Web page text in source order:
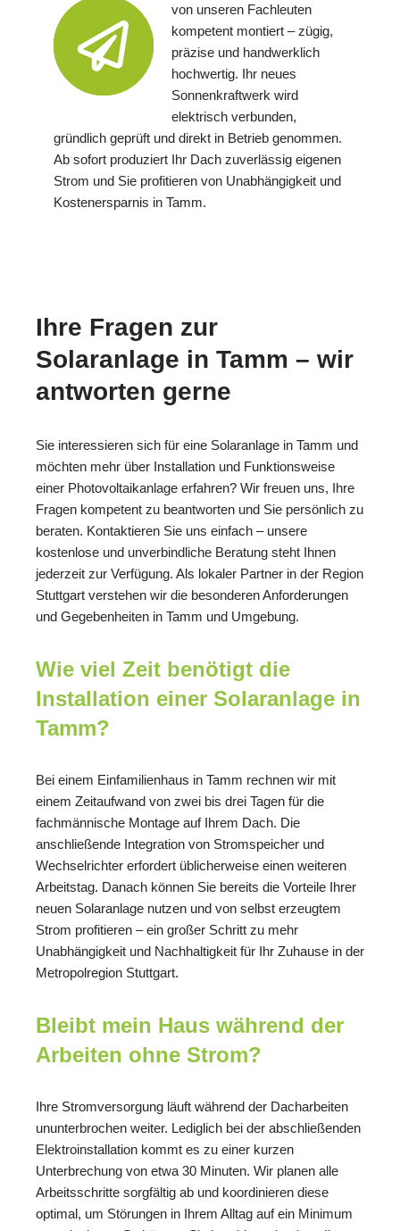
von unseren Fachleuten
kompetent montiert – zügig,
präzise und handwerklich
hochwertig. Ihr neues
Sonnenkraftwerk wird
elektrisch verbunden,
gründlich geprüft und direkt in Betrieb genommen.
Ab sofort produziert Ihr Dach zuverlässig eigenen
Strom und Sie profitieren von Unabhängigkeit und
Kostenersparnis in Tamm.
Ihre Fragen zur
Solaranlage in Tamm – wir
antworten gerne
Sie interessieren sich für eine Solaranlage in Tamm und
möchten mehr über Installation und Funktionsweise
einer Photovoltaikanlage erfahren? Wir freuen uns, Ihre
Fragen kompetent zu beantworten und Sie persönlich zu
beraten. Kontaktieren Sie uns einfach – unsere
kostenlose und unverbindliche Beratung steht Ihnen
jederzeit zur Verfügung. Als lokaler Partner in der Region
Stuttgart verstehen wir die besonderen Anforderungen
und Gegebenheiten in Tamm und Umgebung.
Wie viel Zeit benötigt die
Installation einer Solaranlage in
Tamm?
Bei einem Einfamilienhaus in Tamm rechnen wir mit
einem Zeitaufwand von zwei bis drei Tagen für die
fachmännische Montage auf Ihrem Dach. Die
anschließende Integration von Stromspeicher und
Wechselrichter erfordert üblicherweise einen weiteren
Arbeitstag. Danach können Sie bereits die Vorteile Ihrer
neuen Solaranlage nutzen und von selbst erzeugtem
Strom profitieren – ein großer Schritt zu mehr
Unabhängigkeit und Nachhaltigkeit für Ihr Zuhause in der
Metropolregion Stuttgart.
Bleibt mein Haus während der
Arbeiten ohne Strom?
Ihre Stromversorgung läuft während der Dacharbeiten
ununterbrochen weiter. Lediglich bei der abschließenden
Elektroinstallation kommt es zu einer kurzen
Unterbrechung von etwa 30 Minuten. Wir planen alle
Arbeitsschritte sorgfältig ab und koordinieren diese
optimal, um Störungen in Ihrem Alltag auf ein Minimum